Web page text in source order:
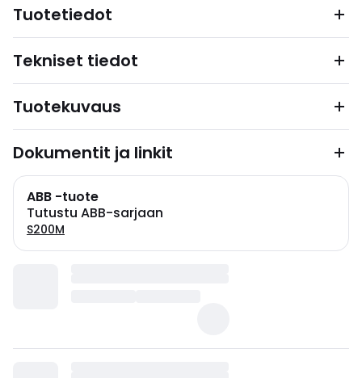
Tuotetiedot
Tekniset tiedot
Tuotekuvaus
Dokumentit ja linkit
ABB -tuote
Tutustu ABB-sarjaan
S200M